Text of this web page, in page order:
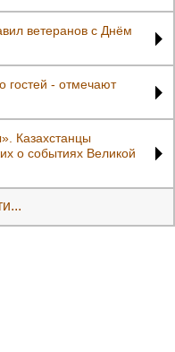
ветеранов с Днём
гостей - отмечают
Казахстанцы
о событиях Великой